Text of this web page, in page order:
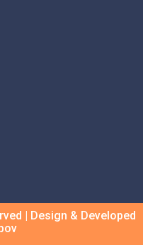
| Design & Developed